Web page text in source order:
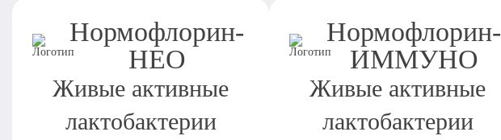
Нормофлорин-
НЕО
Живые активные
лактобактерии
Нормофлорин-
ИММУНО
Живые активные
лактобактерии